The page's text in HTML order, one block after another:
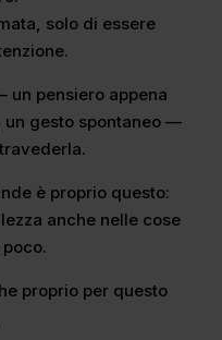
solo di essere
un pensiero appena
un gesto spontaneo —
è proprio questo:
anche nelle cose
proprio per questo